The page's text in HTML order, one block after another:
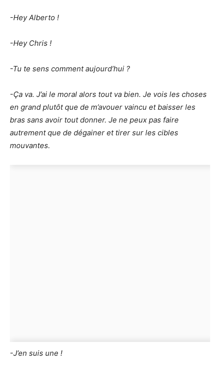
-Hey Alberto !
-Hey Chris !
-Tu te sens comment aujourd’hui ?
-Ça va. J’ai le moral alors tout va bien. Je vois les choses
en grand plutôt que de m’avouer vaincu et baisser les
bras sans avoir tout donner. Je ne peux pas faire
autrement que de dégainer et tirer sur les cibles
mouvantes.
-J’en suis une !